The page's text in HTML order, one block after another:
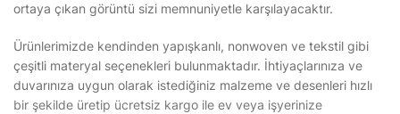
ortaya çıkan görüntü sizi memnuniyetle karşılayacaktır.
Ürünlerimizde kendinden yapışkanlı, nonwoven ve tekstil gibi
çeşitli materyal seçenekleri bulunmaktadır. İhtiyaçlarınıza ve
duvarınıza uygun olarak istediğiniz malzeme ve desenleri hızlı
bir şekilde üretip ücretsiz kargo ile ev veya işyerinize